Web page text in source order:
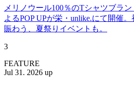
メリノウール100％のTシャツブラ
よるPOP UPが栄・unlike.にて開催
賑わう、夏祭りイベントも。
3
FEATURE
Jul 31. 2026 up